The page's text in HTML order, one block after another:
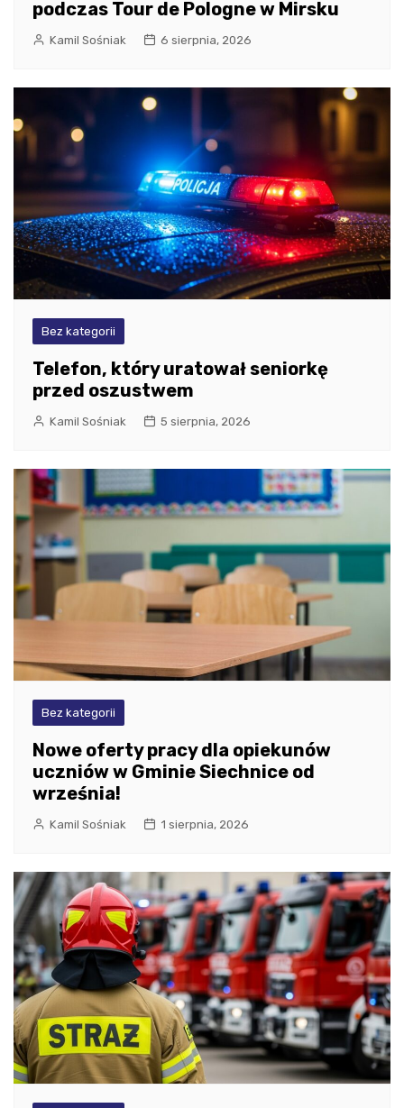
podczas Tour de Pologne w Mirsku
Kamil Sośniak 6 sierpnia, 2026
Bez kategorii
Telefon, który uratował seniorkę
przed oszustwem
Kamil Sośniak 5 sierpnia, 2026
Bez kategorii
Nowe oferty pracy dla opiekunów
uczniów w Gminie Siechnice od
września!
Kamil Sośniak 1 sierpnia, 2026